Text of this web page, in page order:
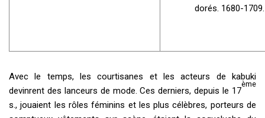
dorés. 1680-1709.
Avec le temps, les courtisanes et les acteurs de kabuki
devinrent des lanceurs de mode. Ces derniers, depuis le 17
ème
s., jouaient les rôles féminins et les plus célèbres, porteurs de